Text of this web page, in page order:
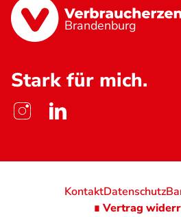
Brandenburg
Stark für mich.
KontaktDatenschutz
∎ Vertrag